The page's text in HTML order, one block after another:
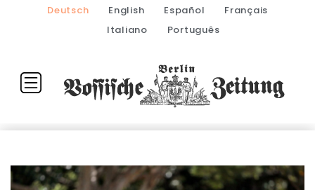
Deutsch English Español
Français
Italiano
Português